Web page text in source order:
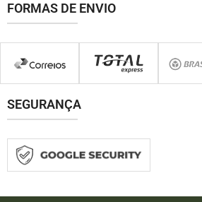
FORMAS DE ENVIO
SEGURANÇA